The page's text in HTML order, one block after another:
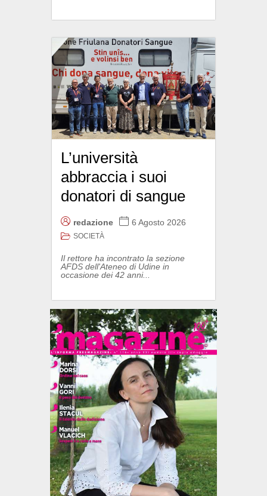
L’università
abbraccia i suoi
donatori di sangue
redazione 6 Agosto 2026
SOCIETÀ
Il rettore ha incontrato la sezione
AFDS dell'Ateneo di Udine in
occasione dei 42 anni...